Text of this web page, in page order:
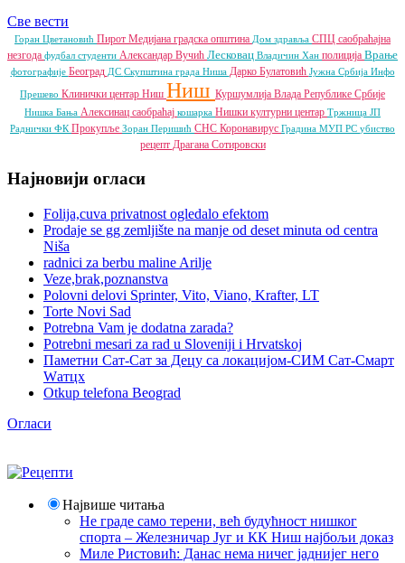
Све вести
Горан Цветановић Пирот Медијана градска општина Дом здравља СПЦ саобраћајна
незгода фудбал студенти Александар Вучић Лесковац Владичин Хан полиција Врање
фотографије Београд ДС Скупштина града Ниша Дарко Булатовић Јужна Србија Инфо
Прешево Клинички центар Ниш Ниш Куршумлија Влада Републике Србије
Нишка Бања Алексинац саобраћај кошарка Нишки културни центар Тржница ЈП
Раднички ФК Прокупље Зоран Перишић СНС Коронавирус Градина МУП РС убиство
рецепт Драгана Сотировски
Најновији огласи
Folija,cuva privatnost ogledalo efektom
Prodaje se gg zemljište na manje od deset minuta od centra
Niša
radnici za berbu maline Arilje
Veze,brak,poznanstva
Polovni delovi Sprinter, Vito, Viano, Krafter, LT
Torte Novi Sad
Potrebna Vam je dodatna zarada?
Potrebni mesari za rad u Sloveniji i Hrvatskoj
Паметни Сат-Сат за Децу са локацијом-СИМ Сат-Смарт
Wатцх
Otkup telefona Beograd
Огласи
Највише читања
Не граде само терени, већ будућност нишког
спорта – Железничар Југ и КК Ниш најбољи доказ
Миле Ристовић: Данас нема ничег јаднијег него